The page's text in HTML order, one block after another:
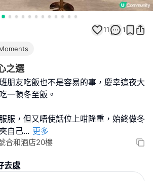
11 1
之選
朋友吃飯也不是容易的事，慶幸這夜大
一頓冬至飯。
服，但又唔使話位上咁隆重，始終做冬
自己... 更多
合和酒店20樓
去處